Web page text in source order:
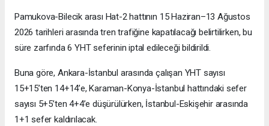
Pamukova-Bilecik arası Hat-2 hattının 15 Haziran–13 Ağustos
2026 tarihleri arasında tren trafiğine kapatılacağı belirtilirken, bu
süre zarfında 6 YHT seferinin iptal edileceği bildirildi.
Buna göre, Ankara-İstanbul arasında çalışan YHT sayısı
15+15’ten 14+14’e, Karaman-Konya-İstanbul hattındaki sefer
sayısı 5+5’ten 4+4’e düşürülürken, İstanbul-Eskişehir arasında
1+1 sefer kaldırılacak.